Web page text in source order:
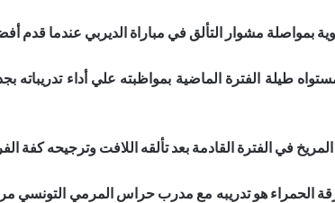
بمواصلة مشوار التألق في مباراة الديربي عندما قدم
طيلة الفترة الماضية بمواظبته علي أداء
في الفترة القادمة بعد تألقه اللافت وترجيحه كفة
الحمراء هو تدريبه مع مدرب حراس المرمي التونسي